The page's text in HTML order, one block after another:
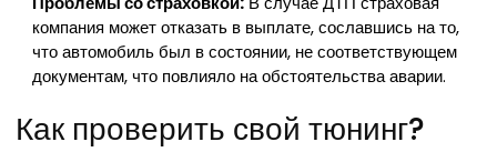
компания может отказать в выплате, сославшись на то,
что автомобиль был в состоянии, не соответствующем
документам, что повлияло на обстоятельства аварии.
Как проверить свой тюнинг?